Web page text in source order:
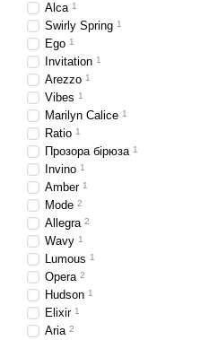
Alca 1
Swirly Spring 1
Ego 1
Invitation 1
Arezzo 1
Vibes 1
Marilyn Calice 1
Ratio 1
Прозора бірюза 1
Invino 1
Amber 1
Mode 2
Allegra 2
Wavy 1
Lumous 1
Opera 2
Hudson 1
Elixir 1
Aria 2